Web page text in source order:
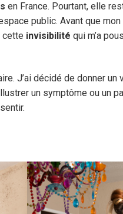
en France. Pourtant, elle
public. Avant que
cette invisibilité qui m’a
J’ai décidé de donner un
un symptôme ou un